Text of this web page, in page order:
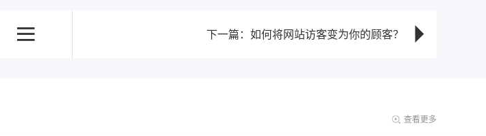
下一篇：如何将网站访客变为你的顾客？
查看更多